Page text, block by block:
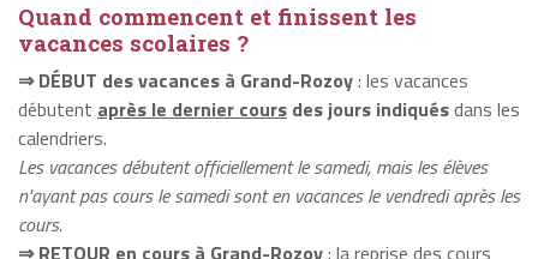
Quand commencent et finissent les
vacances scolaires ?
⇒ DÉBUT des vacances à Grand-Rozoy: les vacances
débutent après le dernier cours des jours indiquésdans les
calendriers.
Les vacances débutent officiellement le samedi, mais les élèves
n'ayant pas cours le samedi sont en vacances le vendredi après les
cours.
⇒ RETOUR en cours à Grand-Rozoy: la reprise des cours